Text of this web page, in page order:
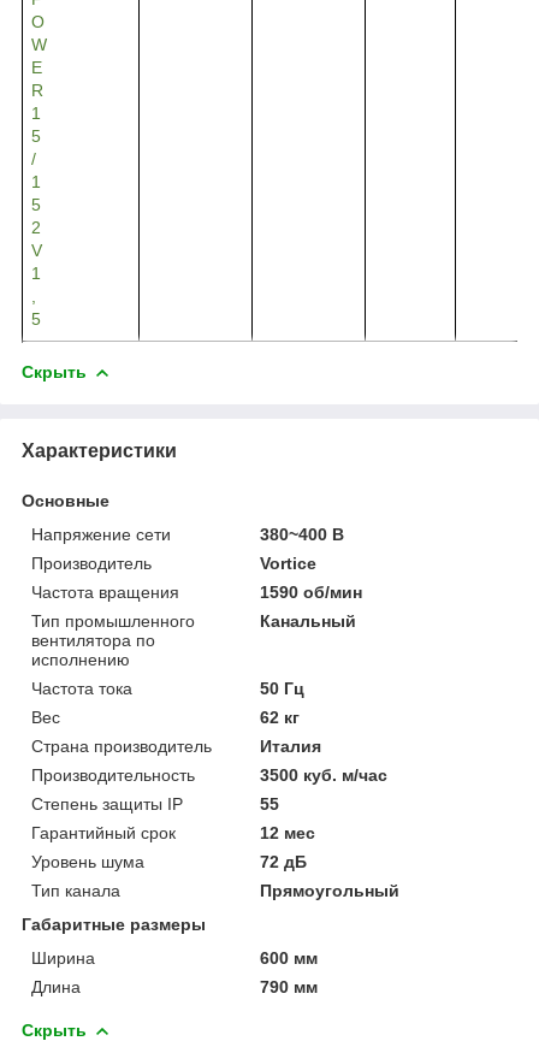
O
W
E
R
1
5
/
1
5
2
V
1
5
Скрыть
Характеристики
Основные
Напряжение сети
380~400 В
Производитель
Vortice
Частота вращения
1590 об/мин
Тип промышленного
вентилятора по
исполнению
Канальный
Частота тока
50 Гц
Вес
62 кг
Страна производитель
Италия
Производительность
3500 куб. м/час
Степень защиты IP
55
Гарантийный срок
12 мес
Уровень шума
72 дБ
Тип канала
Прямоугольный
Габаритные размеры
Ширина
600 мм
Длина
790 мм
Скрыть